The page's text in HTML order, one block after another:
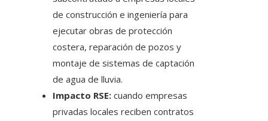
de construcción e ingeniería para
ejecutar obras de protección
costera, reparación de pozos y
montaje de sistemas de captación
de agua de lluvia.
Impacto RSE: cuando empresas
privadas locales reciben contratos